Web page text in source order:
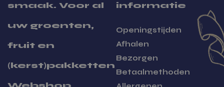
smaak. Voor al
uw groenten,
fruit en
(kerst)pakketten
informatie
Openingstijden
Afhalen
Bezorgen
Betaalmethoden